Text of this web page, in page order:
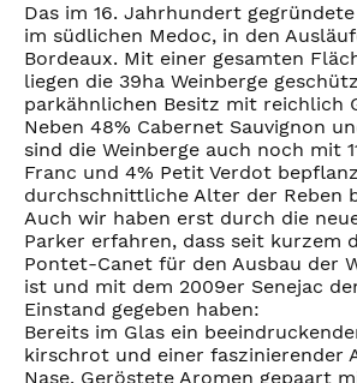
Das im 16. Jahrhundert
im südlichen Medoc, in den
Bordeaux. Mit einer gesamten
liegen die 39ha Weinberge
parkähnlichen Besitz mit reichlich
Neben 48% Cabernet Sauvignon
sind die Weinberge auch noch mit
Franc und 4% Petit Verdot
durchschnittliche Alter der Reben
Auch wir haben erst durch die
Parker erfahren, dass seit kurzem
Pontet-Canet für den Ausbau der
ist und mit dem 2009er Senejac
Einstand gegeben haben:
Bereits im Glas ein
kirschrot und einer faszinierender
Nase. Geröstete Aromen gepaart